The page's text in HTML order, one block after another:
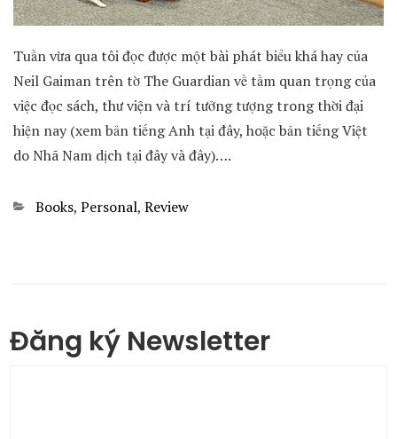
Tuần vừa qua tôi đọc được một bài phát biểu khá hay của
Neil Gaiman trên tờ The Guardian về tầm quan trọng của
việc đọc sách, thư viện và trí tưởng tượng trong thời đại
hiện nay (xem bản tiếng Anh tại đây, hoặc bản tiếng Việt
do Nhã Nam dịch tại đây và đây)….
Categories
Books, Personal, Review
Đăng ký Newsletter